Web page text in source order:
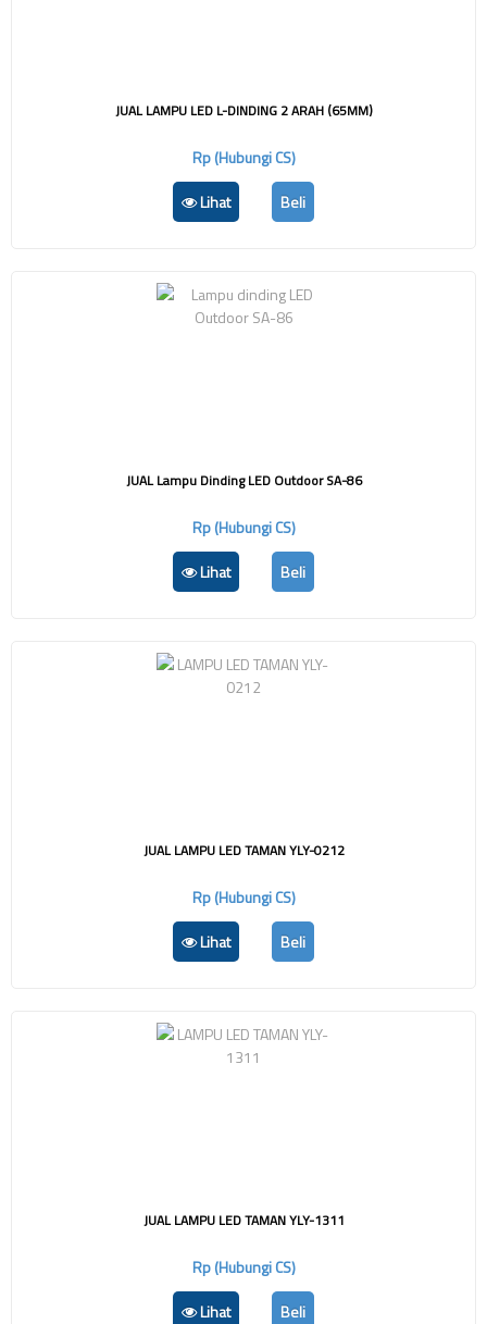
JUAL LAMPU LED L-DINDING 2 ARAH (65MM)
Rp (Hubungi CS)
Lihat
Beli
JUAL Lampu Dinding LED Outdoor SA-86
Rp (Hubungi CS)
Lihat
Beli
JUAL LAMPU LED TAMAN YLY-0212
Rp (Hubungi CS)
Lihat
Beli
JUAL LAMPU LED TAMAN YLY-1311
Rp (Hubungi CS)
Lihat
Beli